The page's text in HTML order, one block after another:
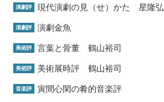
演劇評 現代演劇の見（せ）かた 星隆弘
演劇評 演劇金魚
美術評 言葉と骨董 鶴山裕司
美術評 美術展時評 鶴山裕司
音楽評 寅間心閑の肴的音楽評